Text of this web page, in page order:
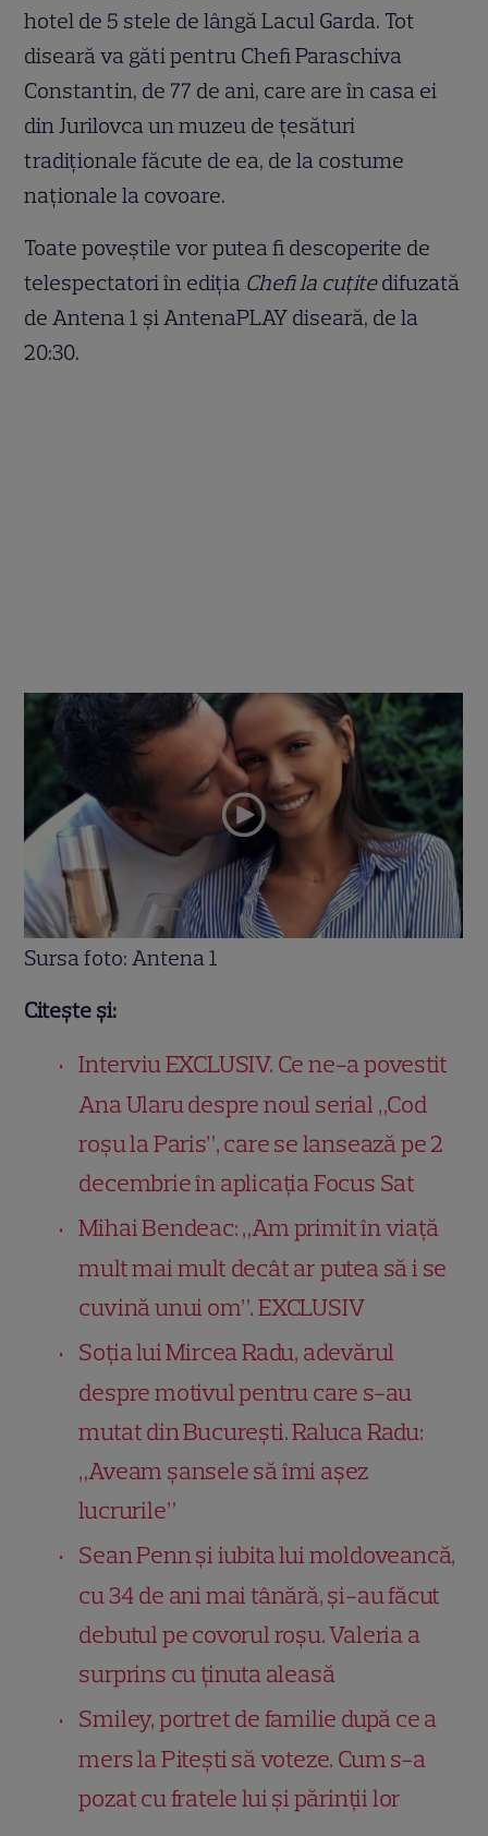
hotel de 5 stele de lângă Lacul Garda. Tot
diseară va găti pentru Chefi Paraschiva
Constantin, de 77 de ani, care are în casa ei
din Jurilovca un muzeu de țesături
tradiționale făcute de ea, de la costume
naționale la covoare.
Toate poveștile vor putea fi descoperite de
telespectatori în ediția Chefi la cuțitedifuzată
de Antena 1 și AntenaPLAY diseară, de la
20:30.
Sursa foto: Antena 1
Citește și:
Interviu EXCLUSIV. Ce ne-a povestit
Ana Ularu despre noul serial „Cod
roșu la Paris”, care se lansează pe 2
decembrie în aplicația Focus Sat
Mihai Bendeac: „Am primit în viață
mult mai mult decât ar putea să i se
cuvină unui om”. EXCLUSIV
Soția lui Mircea Radu, adevărul
despre motivul pentru care s-au
mutat din București. Raluca Radu:
„Aveam șansele să îmi așez
lucrurile”
Sean Penn și iubita lui moldoveancă,
cu 34 de ani mai tânără, și-au făcut
debutul pe covorul roșu. Valeria a
surprins cu ținuta aleasă
Smiley, portret de familie după ce a
mers la Pitești să voteze. Cum s-a
pozat cu fratele lui și părinții lor